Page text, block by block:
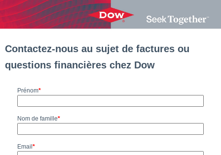
Contactez-nous au sujet de factures ou
questions financières chez Dow
Prénom*
Nom de famille*
Email *